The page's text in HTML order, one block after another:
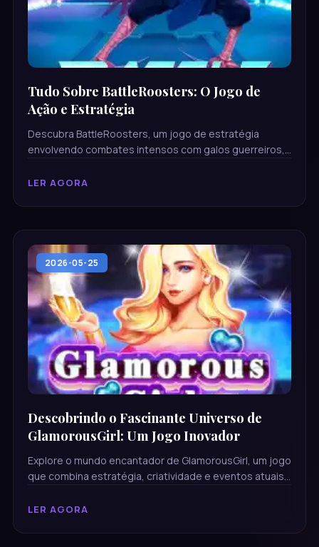
Tudo Sobre BattleRoosters: O Jogo de
Ação e Estratégia
Descubra BattleRoosters, um jogo de estratégia
envolvendo combates intensos com galos guerreiros,
LER AGORA
2026-05-25
Descobrindo o Fascinante Universo de
GlamorousGirl: Um Jogo Inovador
Explore o mundo encantador de GlamorousGirl, um jogo
que combina estratégia, criatividade e eventos atuais
LER AGORA